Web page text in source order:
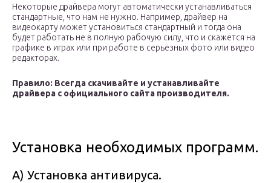
Некоторые драйвера могут автоматически устанавливаться
стандартные, что нам не нужно. Например, драйвер на
видеокарту может установиться стандартный и тогда она
будет работать не в полную рабочую силу, что и скажется на
графике в играх или при работе в серьёзных фото или видео
редакторах.
Правило: Всегда скачивайте и устанавливайте
драйвера с официального сайта производителя.
Установка необходимых программ.
А) Установка антивируса.